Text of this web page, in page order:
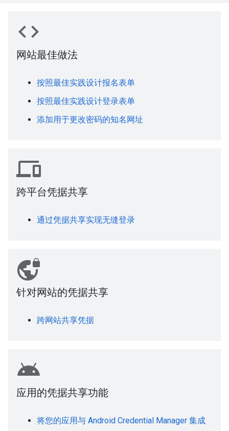
code
网站最佳做法
按照最佳实践设计报名表单
按照最佳实践设计登录表单
添加用于更改密码的知名网址
devices
跨平台凭据共享
通过凭据共享实现无缝登录
vpn_lock
针对网站的凭据共享
跨网站共享凭据
android
应用的凭据共享功能
将您的应用与 Android Credential Manager 集成